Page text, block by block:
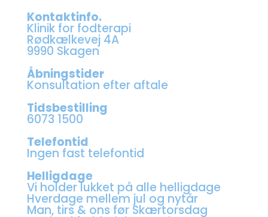
Kontaktinfo.
Klinik for fodterapi
Rødkælkevej 4A
9990 Skagen
Åbningstider
Konsultation efter aftale
Tidsbestilling
6073 1500
Telefontid
Ingen fast telefontid
Helligdage
Vi holder lukket på alle helligdage
Hverdage mellem jul og nytår
Man, tirs & ons før Skærtorsdag